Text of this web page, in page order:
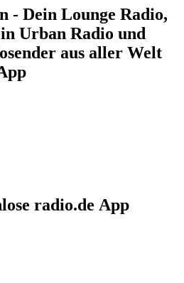
- Dein Lounge Radio,
Urban Radio und
aus aller Welt
radio.de App